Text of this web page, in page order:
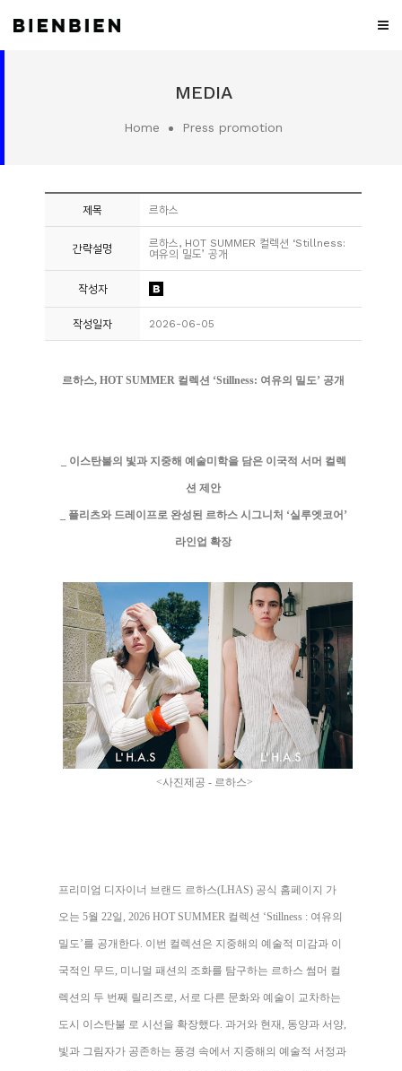
MEDIA
Home Press promotion
제목 르하스
간략설명
르하스, HOT SUMMER 컬렉션 ‘Stillness:
여유의 밀도’ 공개
작성자
작성일자 2026-06-05
르하스, HOT SUMMER 컬렉션 ‘Stillness: 여유의 밀도’ 공개
이스탄불의 빛과 지중해 예술미학을 담은 이국적 서머 컬렉
션 제안
플리츠와 드레이프로 완성된 르하스 시그니처 ‘실루엣코어’
라인업 확장
<사진제공 - 르하스>
프리미엄 디자이너 브랜드 르하스(LHAS) 공식 홈페이지 가
오는 5월 22일, 2026 HOT SUMMER 컬렉션 ‘Stillness : 여유의
밀도’를 공개한다. 이번 컬렉션은 지중해의 예술적 미감과 이
국적인 무드, 미니멀 패션의 조화를 탐구하는 르하스 썸머 컬
렉션의 두 번째 릴리즈로, 서로 다른 문화와 예술이 교차하는
도시 이스탄불 로 시선을 확장했다. 과거와 현재, 동양과 서양,
빛과 그림자가 공존하는 풍경 속에서 지중해의 예술적 서정과
PROJECT
CONTACT
CAREER